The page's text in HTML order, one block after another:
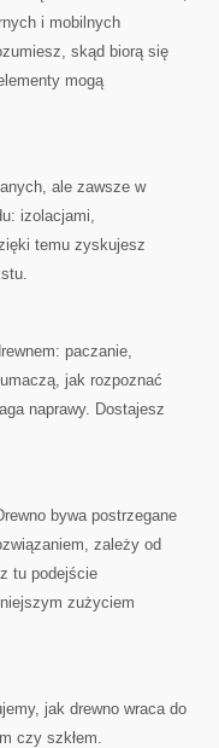
i mobilnych
skąd biorą się
mogą
ale zawsze w
izolacjami,
temu zyskujesz
paczanie,
jak rozpoznać
naprawy. Dostajesz
bywa postrzegane
zależy od
tu podejście
zużyciem
jak drewno wraca do
czy szkłem.